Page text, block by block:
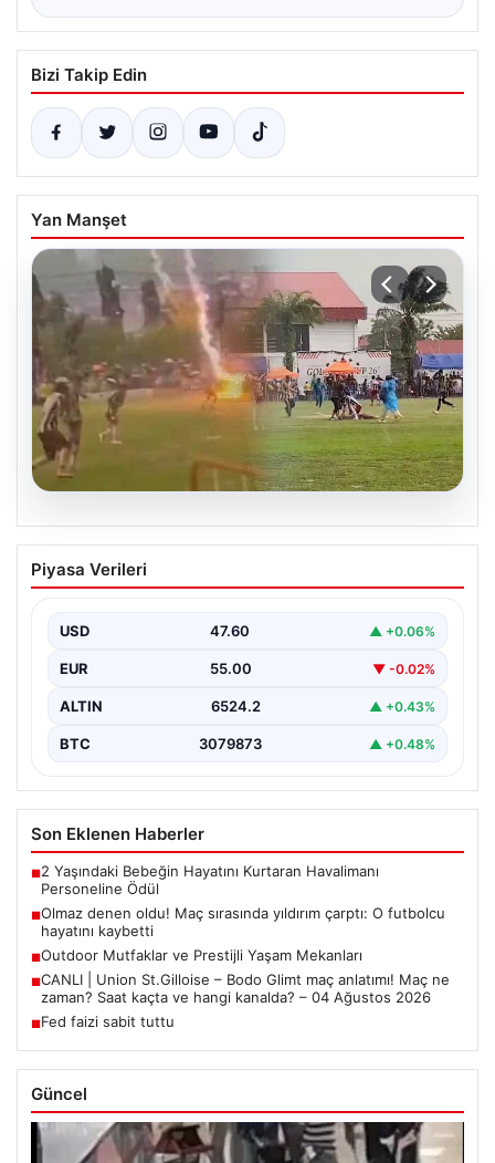
Bizi Takip Edin
Yan Manşet
04.08.2026
Olmaz denen oldu! Maç sırasında
yıldırım çarptı: O futbolcu hayatını
Piyasa Verileri
USD 47.60 ▲ +0.06%
EUR 55.00 ▼ -0.02%
ALTIN 6524.2 ▲ +0.43%
BTC 3079873 ▲ +0.48%
Son Eklenen Haberler
■2 Yaşındaki Bebeğin Hayatını Kurtaran Havalimanı
Personeline Ödül
■Olmaz denen oldu! Maç sırasında yıldırım çarptı: O futbolcu
hayatını kaybetti
■Outdoor Mutfaklar ve Prestijli Yaşam Mekanları
■CANLI | Union St.Gilloise – Bodo Glimt maç anlatımı! Maç ne
zaman? Saat kaçta ve hangi kanalda? – 04 Ağustos 2026
■Fed faizi sabit tuttu
Güncel